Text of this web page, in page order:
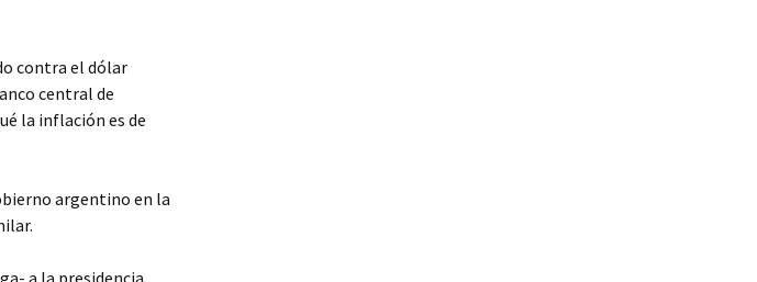
contra el dólar
central de
la inflación es de
argentino en la
a la presidencia.